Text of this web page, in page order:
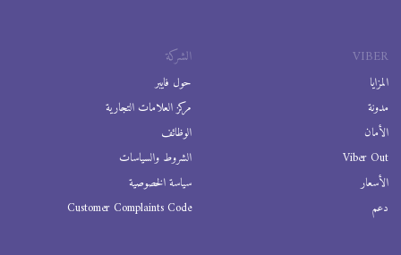
VIBER
المزايا
مدونة
الأمان
Viber Out
الأسعار
دعم
الشركة
حول فايبر
مركز العلامات التجارية
الوظائف
الشروط والسياسات
سياسة الخصوصية
Customer Complaints Code